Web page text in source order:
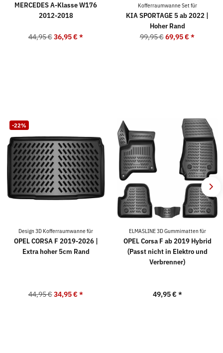
MERCEDES A-Klasse W176
2012-2018
44,95 € 36,95 €*
Kofferraumwanne Set für
KIA SPORTAGE 5 ab 2022 |
Hoher Rand
99,95 € 69,95 €*
-22%
Design 3D Kofferraumwanne für
OPEL CORSA F 2019-2026 |
Extra hoher 5cm Rand
44,95 € 34,95 €*
ELMASLINE 3D Gummimatten für
OPEL Corsa F ab 2019 Hybrid
(Passt nicht in Elektro und
Verbrenner)
49,95 € *